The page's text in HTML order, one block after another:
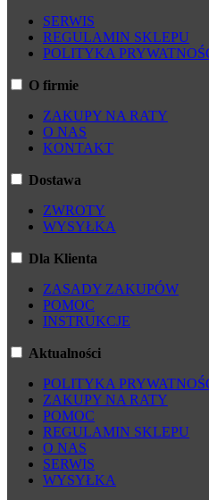
SERWIS
REGULAMIN SKLEPU
POLITYKA
O firmie
ZAKUPY NA RATY
O NAS
KONTAKT
Dostawa
ZWROTY
WYSYŁKA
Dla Klienta
ZASADY ZAKUPÓW
POMOC
INSTRUKCJE
Aktualności
POLITYKA
ZAKUPY NA RATY
POMOC
REGULAMIN SKLEPU
O NAS
SERWIS
WYSYŁKA